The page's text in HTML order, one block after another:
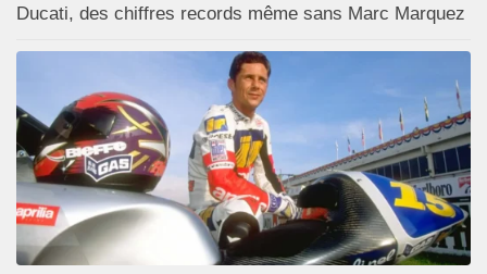
Ducati, des chiffres records même sans Marc Marquez